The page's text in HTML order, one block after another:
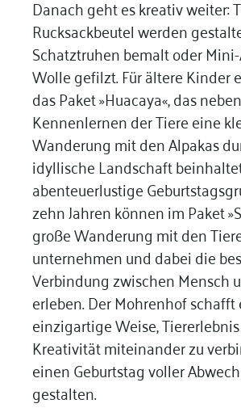
Danach geht es kreativ weiter:
Rucksackbeutel werden
Schatztruhen bemalt oder
Wolle gefilzt. Für ältere Kinder
das Paket »Huacaya«, das
Kennenlernen der Tiere eine
Wanderung mit den Alpakas
idyllische Landschaft
abenteuerlustige
zehn Jahren können im Paket
große Wanderung mit den
unternehmen und dabei die
Verbindung zwischen Mensch
erleben. Der Mohrenhof schafft
einzigartige Weise,
Kreativität miteinander zu
einen Geburtstag voller
gestalten.